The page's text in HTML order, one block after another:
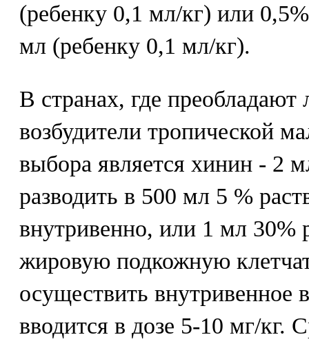
(ребенку 0,1 мл/кг) или
мл (ребенку 0,1 мл/кг).
В странах, где преобладают
возбудители тропической
выбора является хинин - 2
разводить в 500 мл 5 %
внутривенно, или 1 мл 30%
жировую подкожную
осуществить внутривенное
вводится в дозе 5-10 мг/кг.